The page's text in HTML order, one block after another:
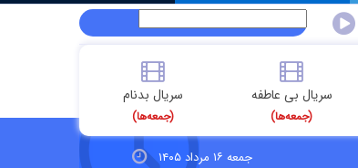
سریال بی عاطفه
(جمعه‌ها)
سریال بدنام
(جمعه‌ها)
جمعه ۱۶ مرداد ۱۴۰۵